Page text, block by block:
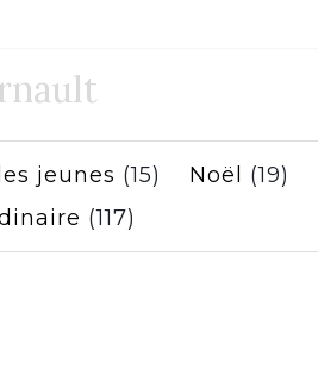
jeunes (15) Noël (19)
(117)